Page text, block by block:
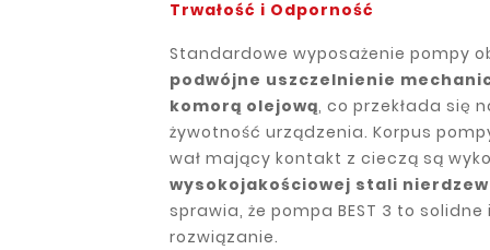
Trwałość i Odporność
Standardowe wyposażenie pompy
podwójne uszczelnienie
komorą olejową, co przekłada się
żywotność urządzenia. Korpus
wał mający kontakt z cieczą są
wysokojakościowej stali
sprawia, że pompa BEST 3 to solidne
rozwiązanie.